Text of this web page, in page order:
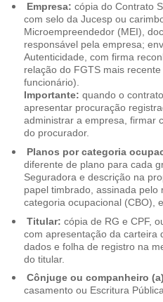
Empresa: cópia do Contrato
com selo da Jucesp ou
Microempreendedor (MEI),
responsável pela empresa;
Autenticidade, com firma
relação do FGTS mais
funcionário).
Importante: quando o
apresentar procuração
administrar a empresa, firmar
do procurador.
Planos por categoria
diferente de plano para cada
Seguradora e descrição na
papel timbrado, assinada
categoria ocupacional (CBO),
Titular: cópia de RG e CPF,
com apresentação da carteira
dados e folha de registro na
do titular.
Cônjuge ou companheiro
casamento ou Escritura